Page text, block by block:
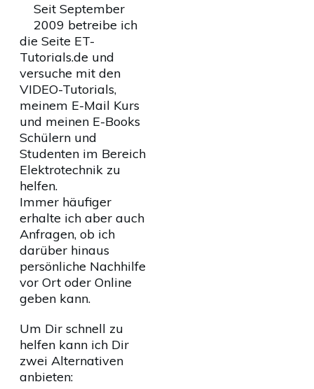
Seit September
2009 betreibe ich
die Seite ET-
Tutorials.de und
versuche mit den
VIDEO-Tutorials,
meinem E-Mail Kurs
und meinen E-Books
Schülern und
Studenten im Bereich
Elektrotechnik zu
helfen.
Immer häufiger
erhalte ich aber auch
Anfragen, ob ich
darüber hinaus
persönliche Nachhilfe
vor Ort oder Online
geben kann.
Um Dir schnell zu
helfen kann ich Dir
zwei Alternativen
anbieten: